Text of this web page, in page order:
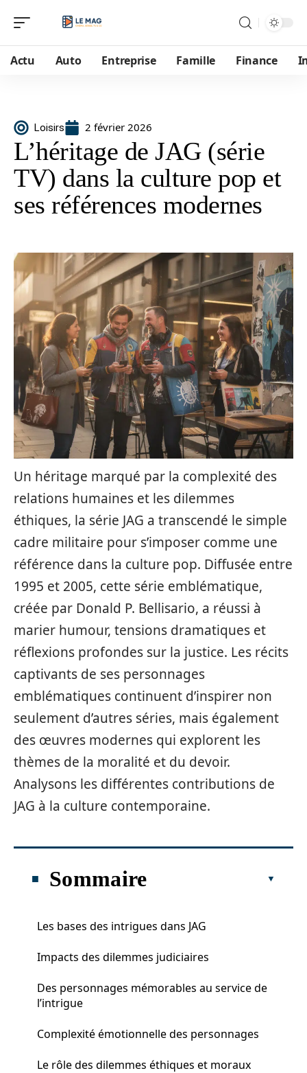
Actu Auto Entreprise Famille Finance
Loisirs 2 février 2026
L’héritage de JAG (série
TV) dans la culture pop et
ses références modernes
Un héritage marqué par la complexité des
relations humaines et les dilemmes
éthiques, la série JAG a transcendé le simple
cadre militaire pour s’imposer comme une
référence dans la culture pop. Diffusée entre
1995 et 2005, cette série emblématique,
créée par Donald P. Bellisario, a réussi à
marier humour, tensions dramatiques et
réflexions profondes sur la justice. Les récits
captivants de ses personnages
emblématiques continuent d’inspirer non
seulement d’autres séries, mais également
des œuvres modernes qui explorent les
thèmes de la moralité et du devoir.
Analysons les différentes contributions de
JAG à la culture contemporaine.
Sommaire
Les bases des intrigues dans JAG
Impacts des dilemmes judiciaires
Des personnages mémorables au service de
l’intrigue
Complexité émotionnelle des personnages
Le rôle des dilemmes éthiques et moraux